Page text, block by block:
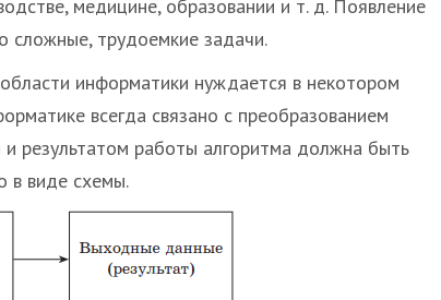
медицине, образовании и т. д. Появление
сложные, трудоемкие задачи.
информатики нуждается в некотором
всегда связано с преобразованием
результатом работы алгоритма должна быть
в виде схемы.